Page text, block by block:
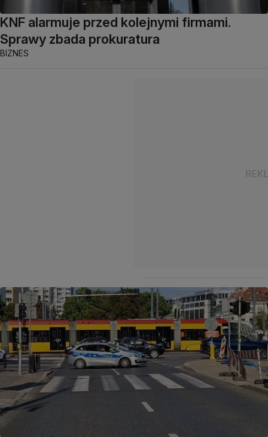
KNF alarmuje przed kolejnymi firmami.
Sprawy zbada prokuratura
BIZNES